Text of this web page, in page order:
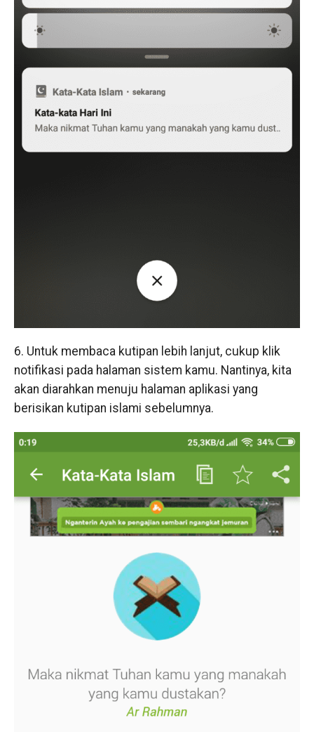
6. Untuk membaca kutipan lebih lanjut, cukup klik
notifikasi pada halaman sistem kamu. Nantinya, kita
akan diarahkan menuju halaman aplikasi yang
berisikan kutipan islami sebelumnya.